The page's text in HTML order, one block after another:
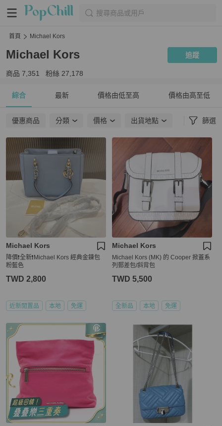
搜尋商品或用戶
首頁 Michael Kors
Michael Kors 追蹤
商品 7,351 粉絲 27,178
綜合 最新 價格由低至高 價格由高至低
優惠商品 分類 價格 出貨地點 篩選
Michael Kors
降價❗️全新❗️Michael Kors 經典金鍊包
粉藍色
TWD 2,800
近新閒置品 本地 免運
Michael Kors
Michael Kors (MK) 的 Cooper 掀蓋系
列郵差包/斜背包
TWD 5,500
全新品 本地 免運